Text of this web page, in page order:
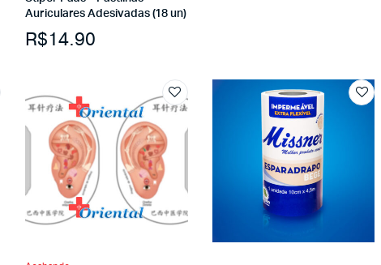
Auriculares Adesivadas (18 un)
R$14.90